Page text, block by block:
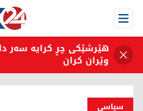
Open Menu
هێرشێکی چڕ کرایە
وێران کران
سیاسی